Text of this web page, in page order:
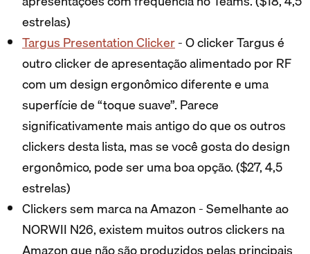
estrelas)
Targus Presentation Clicker- O clicker Targus é
outro clicker de apresentação alimentado por RF
com um design ergonômico diferente e uma
superfície de “toque suave”. Parece
significativamente mais antigo do que os outros
clickers desta lista, mas se você gosta do design
ergonômico, pode ser uma boa opção. ($27, 4,5
estrelas)
Clickers sem marca na Amazon - Semelhante ao
NORWII N26, existem muitos outros clickers na
Amazon que não são produzidos pelas principais